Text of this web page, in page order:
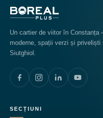
Un cartier de viitor în
moderne, spații verzi și priveliști
Siutghiol.
SECȚIUNI